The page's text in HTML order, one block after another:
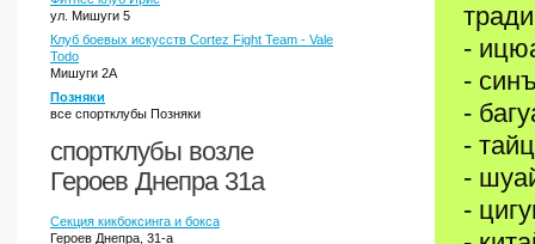
ул. Мишуги 5
Клуб боевых искусств Cortez Fight Team - Vale
Todo
Мишуги 2А
Позняки
все спортклубы Позняки
спортклубы возле
Героев Днепра 31а
Секция кикбоксинга и бокса
Героев Днепра, 31-а
-
-
-
-
-
-